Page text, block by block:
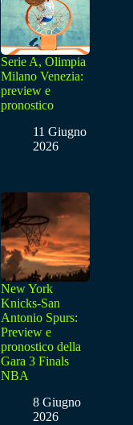
Serie A, Olimpia
Milano Venezia:
preview e
pronostico
11 Giugno
2026
New York
Knicks-San
Antonio Spurs:
Preview e
pronostico della
Gara 3 Finals
NBA
8 Giugno
2026